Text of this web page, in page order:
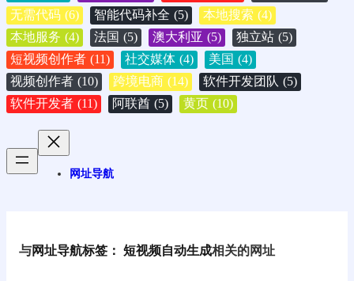
无需代码 (6) 智能代码补全 (5) 本地搜索 (4)
本地服务 (4) 法国 (5) 澳大利亚 (5) 独立站 (5)
短视频创作者 (11) 社交媒体 (4) 美国 (4)
视频创作者 (10) 跨境电商 (14) 软件开发团队 (5)
软件开发者 (11) 阿联酋 (5) 黄页 (10)
网址导航
与网址导航标签： 短视频自动生成相关的网址